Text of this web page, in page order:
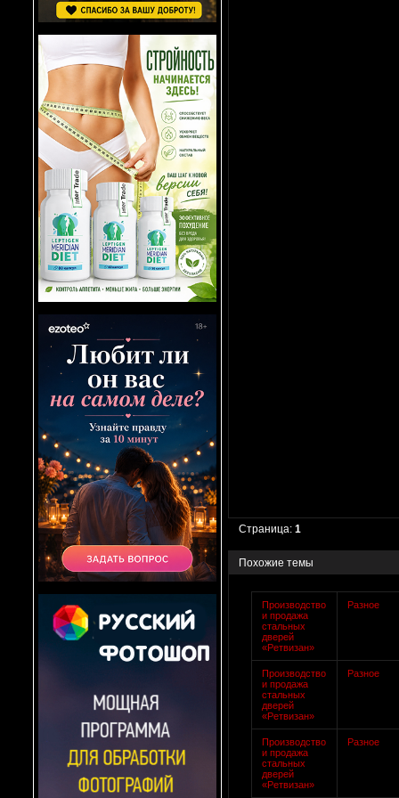
Страница:1
Похожие темы
Производство
и продажа
стальных
дверей
«Ретвизан»
Разное
Производство
и продажа
стальных
дверей
«Ретвизан»
Разное
Производство
и продажа
стальных
дверей
«Ретвизан»
Разное